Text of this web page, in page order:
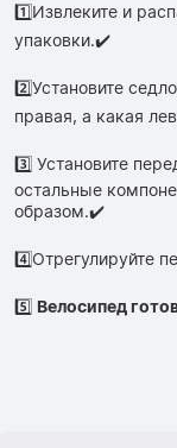
1️⃣Извлеките и
упаковки.✔️
2️⃣Установите
правая, а какая
3️⃣ Установите
остальные
образом.✔️
4️⃣Отрегулируйте
5️⃣ Велосипед